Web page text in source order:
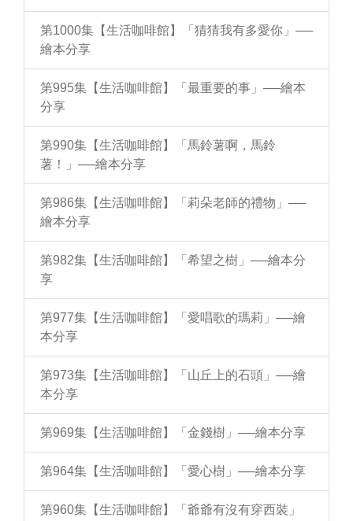
第1000集【生活咖啡館】「猜猜我有多愛你」──
繪本分享
第995集【生活咖啡館】「最重要的事」──繪本
分享
第990集【生活咖啡館】「馬鈴薯啊，馬鈴
薯！」──繪本分享
第986集【生活咖啡館】「莉朵老師的禮物」──
繪本分享
第982集【生活咖啡館】「希望之樹」──繪本分
享
第977集【生活咖啡館】「愛唱歌的瑪莉」──繪
本分享
第973集【生活咖啡館】「山丘上的石頭」──繪
本分享
第969集【生活咖啡館】「金錢樹」──繪本分享
第964集【生活咖啡館】「愛心樹」──繪本分享
第960集【生活咖啡館】「爺爺有沒有穿西裝」